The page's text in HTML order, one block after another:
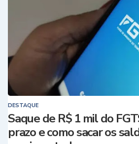
DESTAQUE
Saque de R$ 1 mil do
prazo e como sacar os